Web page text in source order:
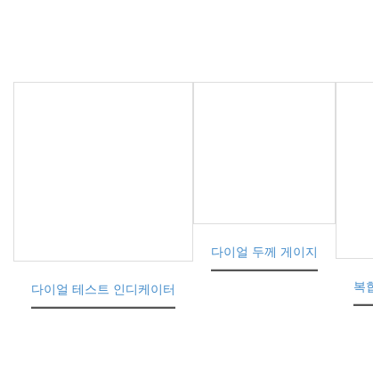
다이얼 테스트 인디케이터
다이얼 두께 게이지
복